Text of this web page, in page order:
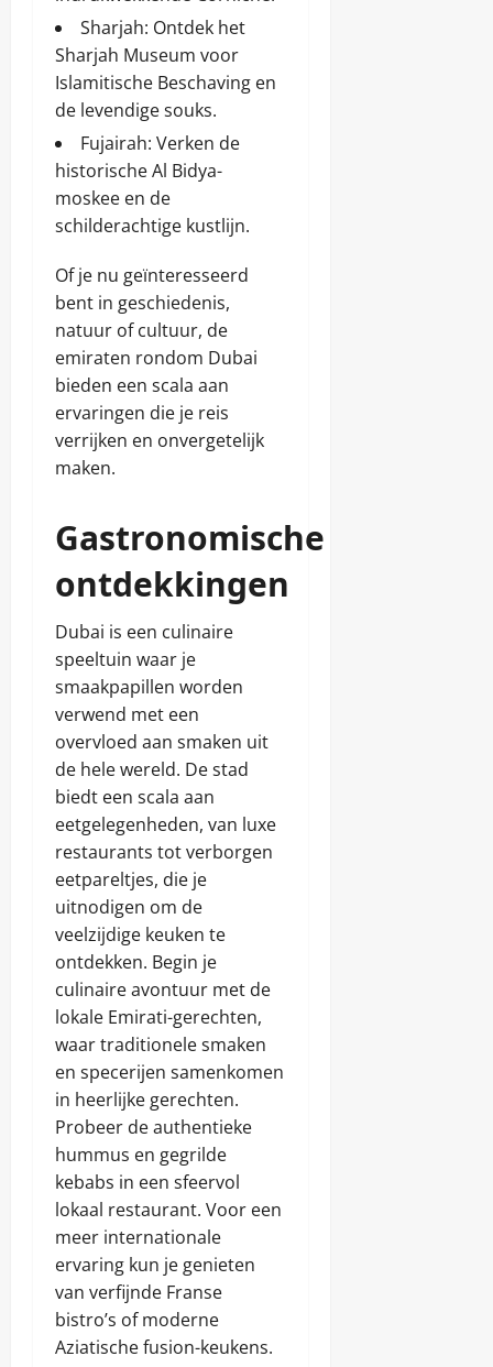
Sharjah: Ontdek het
Sharjah Museum voor
Islamitische Beschaving en
de levendige souks.
Fujairah: Verken de
historische Al Bidya-
moskee en de
schilderachtige kustlijn.
Of je nu geïnteresseerd
bent in geschiedenis,
natuur of cultuur, de
emiraten rondom Dubai
bieden een scala aan
ervaringen die je reis
verrijken en onvergetelijk
maken.
Gastronomische
ontdekkingen
Dubai is een culinaire
speeltuin waar je
smaakpapillen worden
verwend met een
overvloed aan smaken uit
de hele wereld. De stad
biedt een scala aan
eetgelegenheden, van luxe
restaurants tot verborgen
eetpareltjes, die je
uitnodigen om de
veelzijdige keuken te
ontdekken. Begin je
culinaire avontuur met de
lokale Emirati-gerechten,
waar traditionele smaken
en specerijen samenkomen
in heerlijke gerechten.
Probeer de authentieke
hummus en gegrilde
kebabs in een sfeervol
lokaal restaurant. Voor een
meer internationale
ervaring kun je genieten
van verfijnde Franse
bistro’s of moderne
Aziatische fusion-keukens.